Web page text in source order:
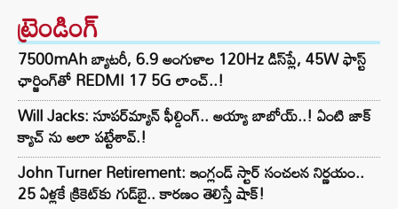
ట్రెండింగ్‌
7500mAh బ్యాటరీ, 6.9 అంగుళాల 120Hz డిస్‌ప్లే, 45W ఫాస్ట్
ఛార్జింగ్‌తో REDMI 17 5G లాంచ్..!
Will Jacks: సూపర్‌మ్యాన్ ఫీల్డింగ్.. అయ్యా బాబోయ్..! ఏంటి జాక్
క్యాచ్ ను అలా పట్టేశావ్.!
John Turner Retirement: ఇంగ్లండ్ స్టార్ సంచలన నిర్ణయం..
25 ఏళ్లకే క్రికెట్‌కు గుడ్‌బై.. కారణం తెలిస్తే షాక్!